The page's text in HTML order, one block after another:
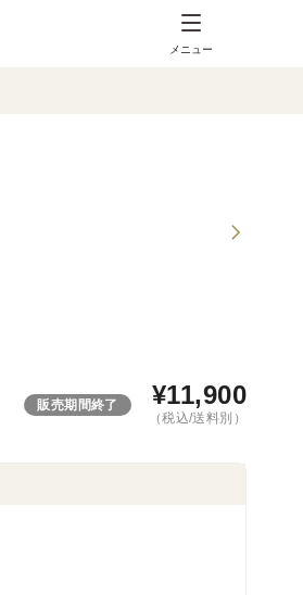
メニュー
販売期間終了 ¥11,900
（税込/送料別）